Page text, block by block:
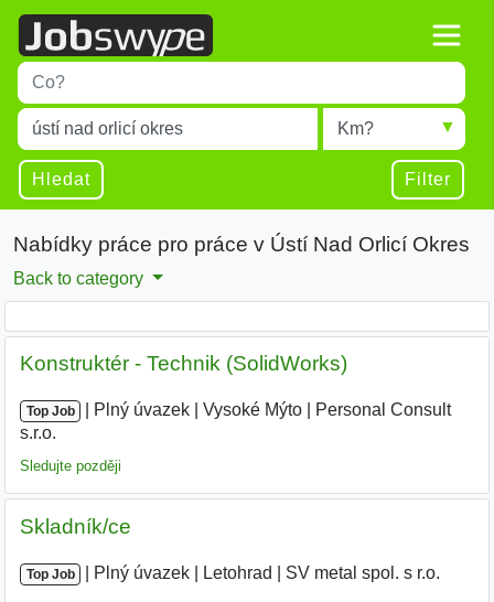
Title
Type 1 or more characters for results.
Místo
Type 1 or more characters for results.
Radius
Hledat Filter
Nabídky práce pro práce v Ústí Nad Orlicí Okres
Back to category
Konstruktér - Technik (SolidWorks)
Top Job Plný úvazek Vysoké Mýto
Personal Consult
s.r.o.
Sledujte později
Skladník/ce
Top Job Plný úvazek Letohrad SV metal spol. s r.o.